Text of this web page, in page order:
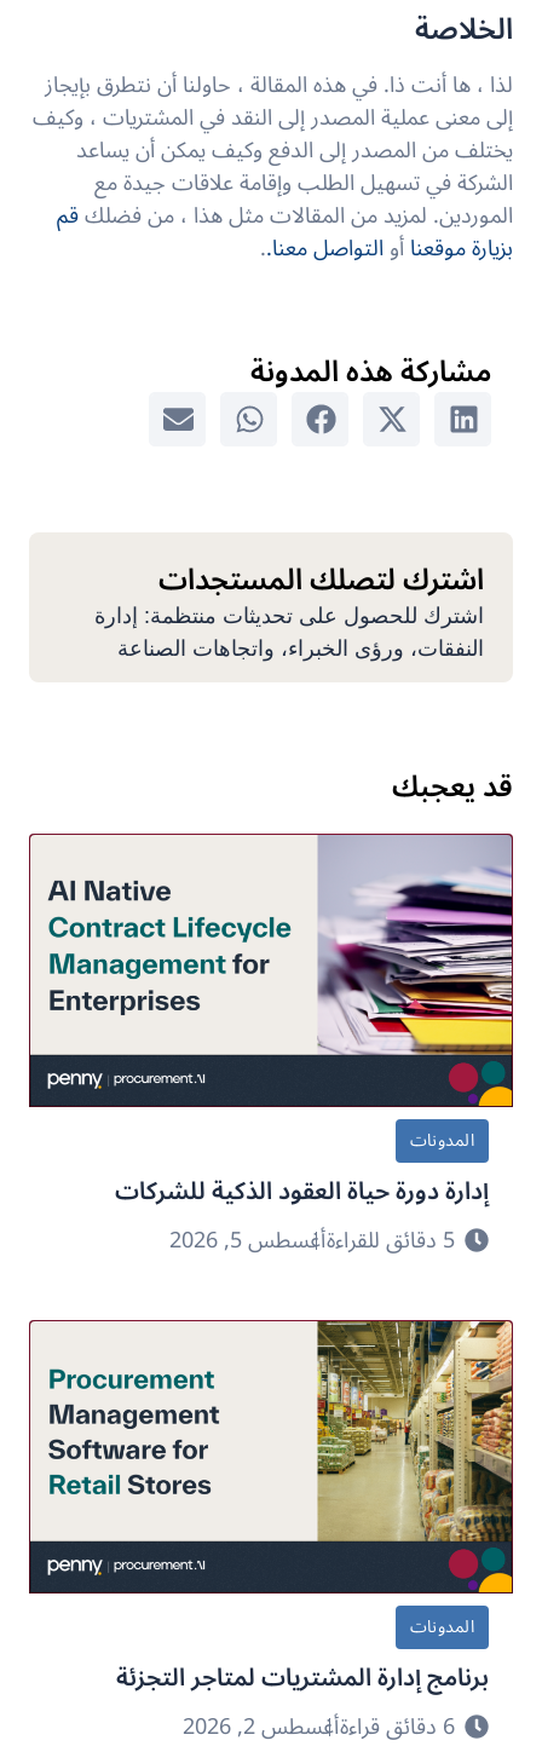
الخلاصة
لذا ، ها أنت ذا. في هذه المقالة ، حاولنا أن نتطرق بإيجاز
إلى معنى عملية المصدر إلى النقد في المشتريات ، وكيف
يختلف من المصدر إلى الدفع وكيف يمكن أن يساعد
الشركة في تسهيل الطلب وإقامة علاقات جيدة مع
الموردين. لمزيد من المقالات مثل هذا ، من فضلكقم
بزيارة موقعناأوالتواصل معنا..
مشاركة هذه المدونة
اشترك لتصلك المستجدات
اشترك للحصول على تحديثات منتظمة: إدارة
النفقات، ورؤى الخبراء، واتجاهات الصناعة
قد يعجبك
المدونات
إدارة دورة حياة العقود الذكية للشركات
5 دقائق للقراءة أغسطس 5, 2026
المدونات
برنامج إدارة المشتريات لمتاجر التجزئة
6 دقائق قراءة أغسطس 2, 2026